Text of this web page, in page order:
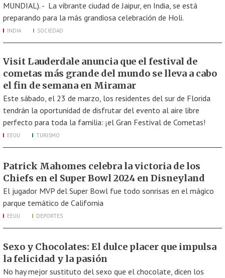
MUNDIAL). - La vibrante ciudad de Jaipur, en India, se está
preparando para la más grandiosa celebración de Holi.
INDIA SOCIEDAD
Visit Lauderdale anuncia que el festival de
cometas más grande del mundo se lleva a cabo
el fin de semana en Miramar
Este sábado, el 23 de marzo, los residentes del sur de Florida
tendrán la oportunidad de disfrutar del evento al aire libre
perfecto para toda la familia: ¡el Gran Festival de Cometas!
EEUU TURISMO
Patrick Mahomes celebra la victoria de los
Chiefs en el Super Bowl 2024 en Disneyland
El jugador MVP del Super Bowl fue todo sonrisas en el mágico
parque temático de California
EEUU DEPORTES
Sexo y Chocolates: El dulce placer que impulsa
la felicidad y la pasión
No hay mejor sustituto del sexo que el chocolate, dicen los